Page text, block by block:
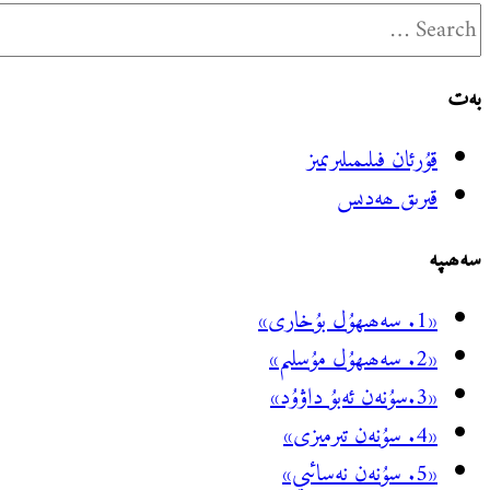
بەت
قۇرئان فىلىمىلىرىمىز
قىرىق ھەدىس
سەھىپە
«1. سەھىھۇل بۇخارى»
«2. سەھىھۇل مۇسلىم»
«3.سۇنەن ئەبۇ داۋۇد»
«4. سۇنەن تىرمىزى»
«5. سۇنەن نەسائىي»